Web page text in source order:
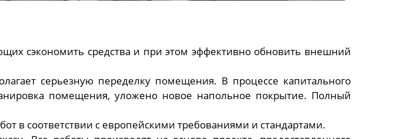
сэкономить средства и при этом эффективно обновить внешний
серьезную переделку помещения. В процессе капитального
помещения, уложено новое напольное покрытие. Полный
в соответствии с европейскими требованиями и стандартами.